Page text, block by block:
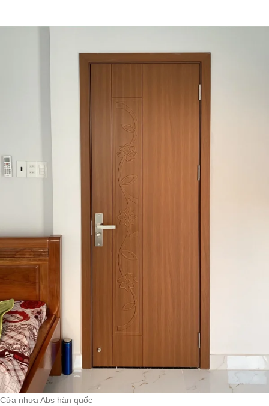
Cửa nhựa Abs hàn quốc